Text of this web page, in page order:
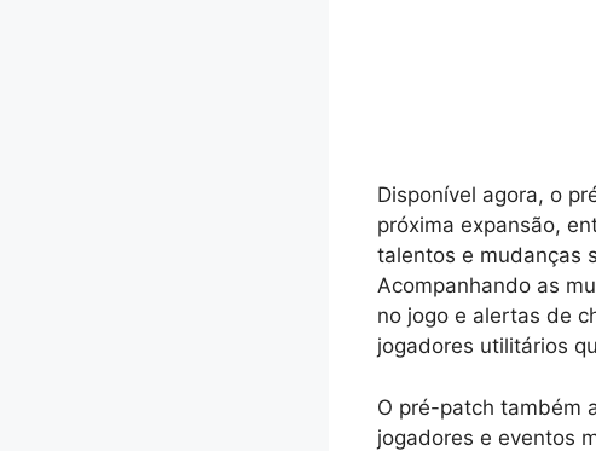
Disponível agora, o
próxima expansão,
talentos e mudanças
Acompanhando as
no jogo e alertas de
jogadores utilitários
O pré-patch também
jogadores e eventos